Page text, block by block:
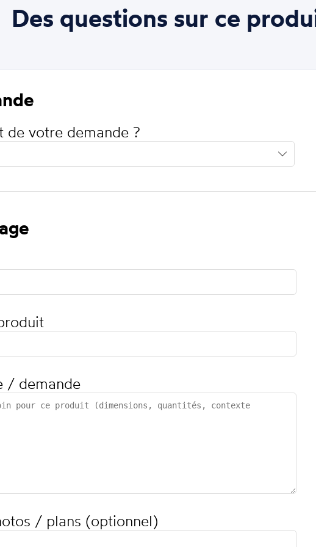
Des questions sur ce
de votre demande ?
/ demande
/ plans (optionnel)